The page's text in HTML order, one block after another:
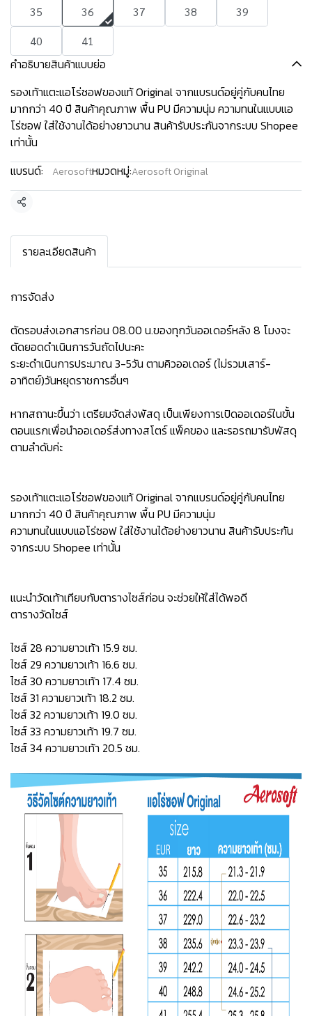
35 36 37 38
39
40
41
คำอธิบายสินค้าแบบย่อ
รองเท้าแตะแอโร่ซอฟของแท้ Original จากแบรนด์อยู่คู่กับคนไทย
มากกว่า 40 ปี สินค้าคุณภาพ พื้น PU มีความนุ่ม ความทนในแบบแอ
โร่ซอฟ ใส่ใช้งานได้อย่างยาวนาน สินค้ารับประกันจากระบบ Shopee
เท่านั้น
แบรนด์:
Aerosoftหมวดหมู่:Aerosoft Original
แชร์
รายละเอียดสินค้า
การจัดส่ง
ตัดรอบส่งเอกสารก่อน 08.00 น.ของทุกวันออเดอร์หลัง 8 โมงจะ
ตัดยอดดำเนินการวันถัดไปนะคะ
ระยะดำเนินการประมาณ 3-5วัน ตามคิวออเดอร์ (ไม่รวมเสาร์-
อาทิตย์)วันหยุดราชการอื่นๆ
หากสถานะขึ้นว่า เตรียมจัดส่งพัสดุ เป็นเพียงการเปิดออเดอร์ในขั้น
ตอนแรกเพื่อนำออเดอร์ส่งทางสโตร์ แพ็คของ และรอรถมารับพัสดุ
ตามลำดับค่ะ
รองเท้าแตะแอโร่ซอฟของแท้ Original จากแบรนด์อยู่คู่กับคนไทย
มากกว่า 40 ปี สินค้าคุณภาพ พื้น PU มีความนุ่ม
ความทนในแบบแอโร่ซอฟ ใส่ใช้งานได้อย่างยาวนาน สินค้ารับประกัน
จากระบบ Shopee เท่านั้น
แนะนำวัดเท้าเทียบกับตารางไซส์ก่อน จะช่วยให้ใส่ได้พอดี
ตารางวัดไซส์
ไซส์ 28 ความยาวเท้า 15.9 ซม.
ไซส์ 29 ความยาวเท้า 16.6 ซม.
ไซส์ 30 ความยาวเท้า 17.4 ซม.
ไซส์ 31 ความยาวเท้า 18.2 ซม.
ไซส์ 32 ความยาวเท้า 19.0 ซม.
ไซส์ 33 ความยาวเท้า 19.7 ซม.
ไซส์ 34 ความยาวเท้า 20.5 ซม.